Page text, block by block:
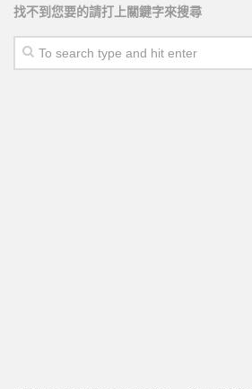
找不到您要的請打上關鍵字來搜尋